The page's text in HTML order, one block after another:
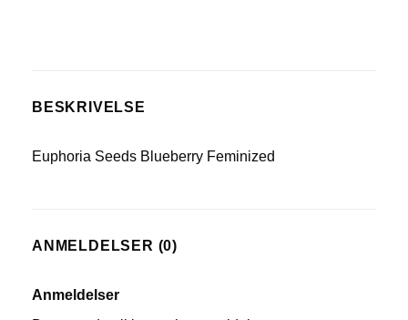
BESKRIVELSE
Euphoria Seeds Blueberry Feminized
ANMELDELSER (0)
Anmeldelser